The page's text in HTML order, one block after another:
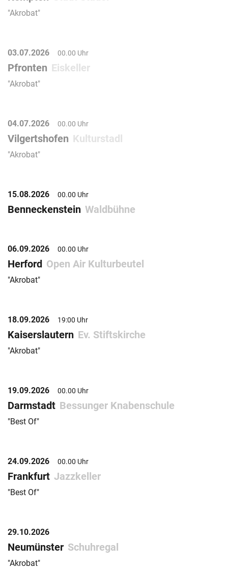
"Akrobat"
03.07.2026 00.00 Uhr
Pfronten Eiskeller
"Akrobat"
04.07.2026 00.00 Uhr
Vilgertshofen Kulturstadl
"Akrobat"
15.08.2026 00.00 Uhr
Benneckenstein Waldbühne
06.09.2026 00.00 Uhr
Herford Open Air Kulturbeutel
"Akrobat"
18.09.2026 19:00 Uhr
Kaiserslautern Ev. Stiftskirche
"Akrobat"
19.09.2026 00.00 Uhr
Darmstadt Bessunger Knabenschule
"Best Of"
24.09.2026 00.00 Uhr
Frankfurt Jazzkeller
"Best Of"
29.10.2026
Neumünster Schuhregal
"Akrobat"